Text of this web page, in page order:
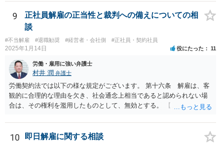
をそのまま事実主張するしかありません。事実として矛盾がないよう
にストーリー性を与えるとそれは事実の捏造を伴うからです。
勧めします。
9
正社員解雇の正当性と裁判への備えについての相
談
#不当解雇 #退職勧奨 #経営者・会社側 #正社員・契約社員
2025年1月14日 役にたった 11
労働・雇用に強い弁護士
村井 潤 弁護士
労働契約法では以下の様な規定がございます。 第十六条 解雇は、客
観的に合理的な理由を欠き、社会通念上相当であると認められない場
合は、その権利を濫用したものとして、無効とする。 【ご質問１に対
ような命令を下し、それにどの様な逆らい方をしたのかによっては、
権利の濫用として解雇が無効とされる恐れはあると思います。 【ご質
問２に対して】 得ている給与が高かったかどうかは、普通解雇の上で
10 即日解雇に関する相談